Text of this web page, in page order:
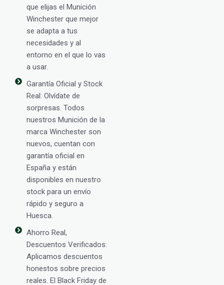
que elijas el Munición
Winchester que mejor
se adapta a tus
necesidades y al
entorno en el que lo vas
a usar.
Garantía Oficial y Stock
Real: Olvídate de
sorpresas. Todos
nuestros Munición de la
marca Winchester son
nuevos, cuentan con
garantía oficial en
España y están
disponibles en nuestro
stock para un envío
rápido y seguro a
Huesca.
Ahorro Real,
Descuentos Verificados:
Aplicamos descuentos
honestos sobre precios
reales. El Black Friday de